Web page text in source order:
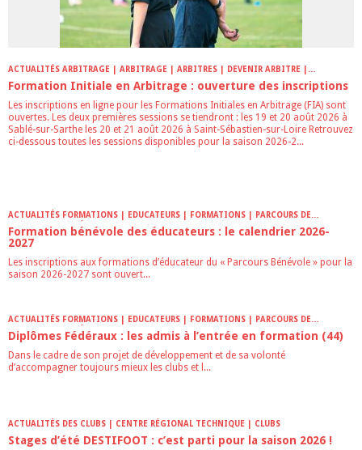
ACTUALITÉS ARBITRAGE | ARBITRAGE | ARBITRES | DEVENIR ARBITRE |
FORMATIONS
Formation Initiale en Arbitrage : ouverture des inscriptions
Les inscriptions en ligne pour les Formations Initiales en Arbitrage (FIA) sont
ouvertes. Les deux premières sessions se tiendront : les 19 et 20 août 2026 à
Sablé-sur-Sarthe les 20 et 21 août 2026 à Saint-Sébastien-sur-Loire Retrouvez
ci-dessous toutes les sessions disponibles pour la saison 2026-2...
ACTUALITÉS FORMATIONS | EDUCATEURS | FORMATIONS | PARCOURS DE
FORMATION DES ÉDUCATEURS
Formation bénévole des éducateurs : le calendrier 2026-
2027
Les inscriptions aux formations d’éducateur du « Parcours Bénévole » pour la
saison 2026-2027 sont ouvert...
ACTUALITÉS FORMATIONS | EDUCATEURS | FORMATIONS | PARCOURS DE
FORMATION DES ÉDUCATEURS
Diplômes Fédéraux : les admis à l’entrée en formation (44)
Dans le cadre de son projet de développement et de sa volonté
d’accompagner toujours mieux les clubs et l...
ACTUALITÉS DES CLUBS | CENTRE RÉGIONAL TECHNIQUE | CLUBS
Stages d’été DESTIFOOT : c’est parti pour la saison 2026 !